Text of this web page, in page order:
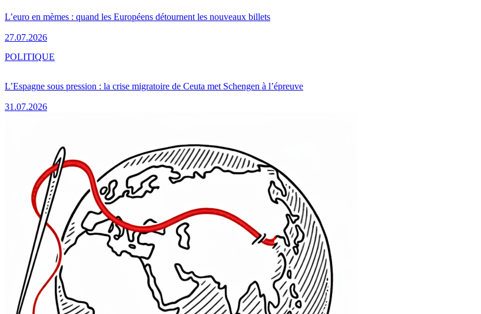
L’euro en mèmes : quand les Européens détournent les nouveaux billets
27.07.2026
L’Espagne sous pression : la crise migratoire de Ceuta met Schengen à l’épreuve
31.07.2026
POLITIQUE